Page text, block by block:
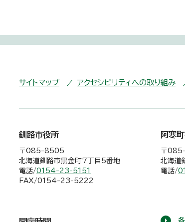
サイトマップ アクセシビリティへの取り組み
釧路市役所
〒085-8505
北海道釧路市黒金町7丁目5番地
電話/0154-23-5151
FAX/0154-23-5222
阿寒
〒
北海道
電話/